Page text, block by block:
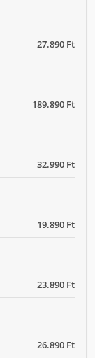
27.890 Ft
189.890 Ft
32.990 Ft
19.890 Ft
23.890 Ft
26.890 Ft